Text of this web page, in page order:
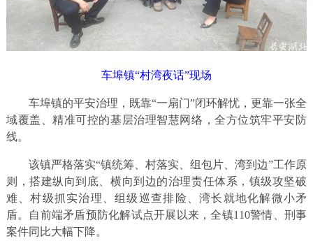
车埠镇“村湾夜话”现场
车埠镇的平安治理，既靠“一扇门”闭环解忧，更靠一张全
域覆盖、精准可控的基层治理智慧网络，全方位筑牢平安防
线。
该镇严格落实“镇统筹、村落实、组包片、湾到边”工作原
则，搭建纵向到底、横向到边的治理责任体系，镇级攻坚破
难、村级抓实治理、组级巡查排险、湾长就地化解微小矛
盾。自前端矛盾预防化解试点开展以来，全镇110警情、刑事
案件同比大幅下降。